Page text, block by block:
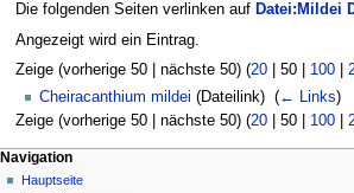
Die folgenden Seiten verlinken auf Datei:Mildei
Angezeigt wird ein Eintrag.
Zeige (vorherige 50| nächste 50) (20| 50| 100|
Cheiracanthium mildei (Dateilink) ‎ (← Links)
Zeige (vorherige 50| nächste 50) (20| 50| 100|
Navigation
Hauptseite